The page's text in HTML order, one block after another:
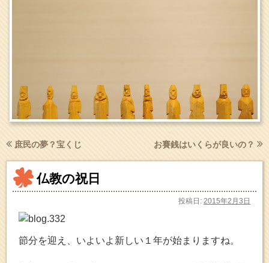
庶民の夢？宝くじ お賽銭はいくらが良いの？
仏教の祝日
投稿日: 2015年2月3日
節分を迎え、いよいよ新しい１年が始まりますね。